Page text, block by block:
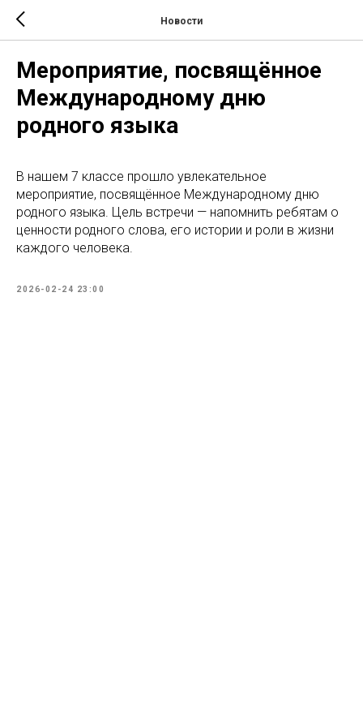
Новости
Мероприятие, посвящённое
Международному дню
родного языка
В нашем 7 классе прошло увлекательное
мероприятие, посвящённое Международному дню
родного языка. Цель встречи — напомнить ребятам о
ценности родного слова, его истории и роли в жизни
каждого человека.
2026-02-24 23:00